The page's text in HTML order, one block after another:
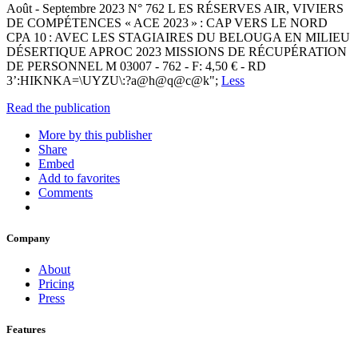
Août - Septembre 2023 N° 762 L ES RÉSERVES AIR, VIVIERS
DE COMPÉTENCES « ACE 2023 » : CAP VERS LE NORD
CPA 10 : AVEC LES STAGIAIRES DU BELOUGA EN MILIEU
DÉSERTIQUE APROC 2023 MISSIONS DE RÉCUPÉRATION
DE PERSONNEL M 03007 - 762 - F: 4,50 € - RD
3’:HIKNKA=\UYZU\:?a@h@q@c@k"; Less
Read the publication
More by this publisher
Share
Embed
Add to favorites
Comments
Company
About
Pricing
Press
Features